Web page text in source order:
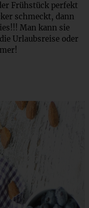
Frühstück perfekt
schmeckt, dann
Man kann sie
Urlaubsreise oder